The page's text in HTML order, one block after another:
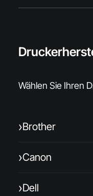
Wählen Sie Ihren
›Brother
›Canon
›Dell